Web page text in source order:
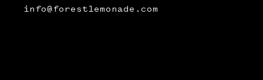
info@forestlemonade.com